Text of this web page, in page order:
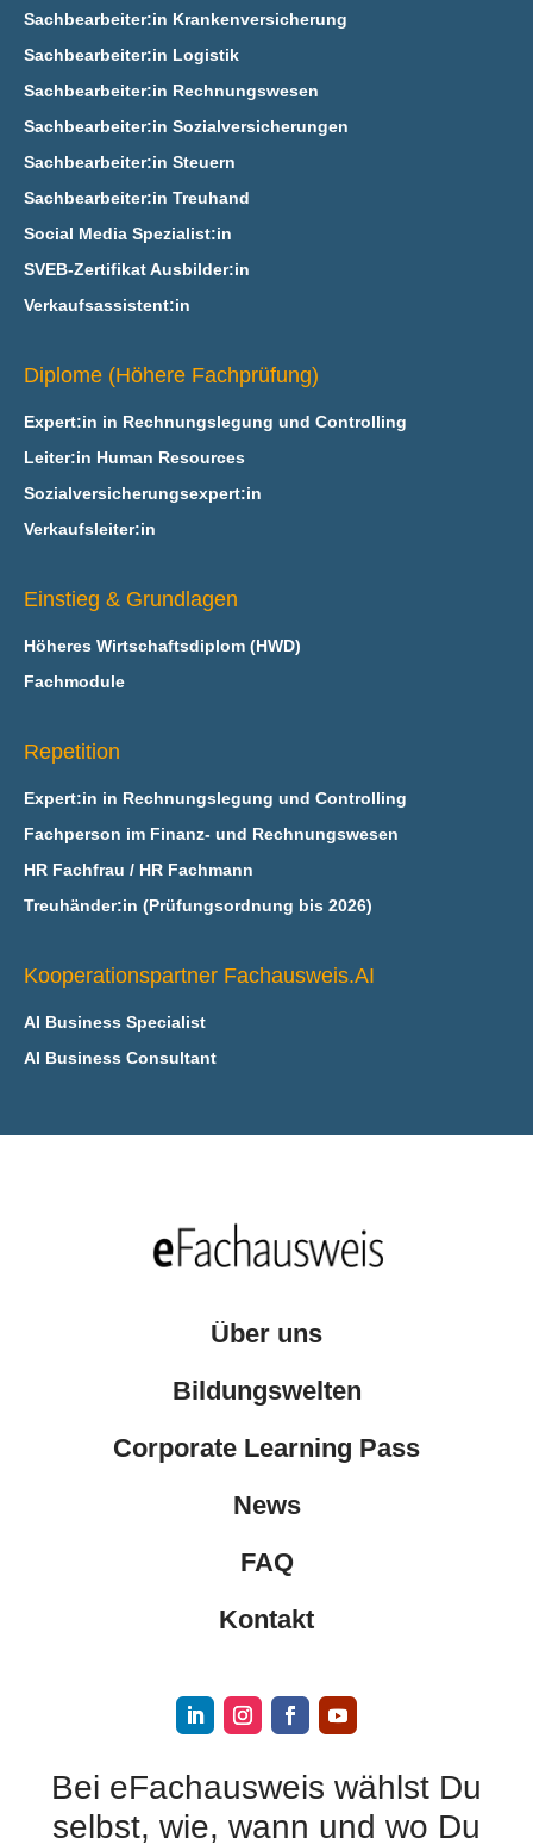
Sachbearbeiter:in Krankenversicherung
Sachbearbeiter:in Logistik
Sachbearbeiter:in Rechnungswesen
Sachbearbeiter:in Sozialversicherungen
Sachbearbeiter:in Steuern
Sachbearbeiter:in Treuhand
Social Media Spezialist:in
SVEB-Zertifikat Ausbilder:in
Verkaufsassistent:in
Diplome (Höhere Fachprüfung)
Expert:in in Rechnungslegung und Controlling
Leiter:in Human Resources
Sozialversicherungsexpert:in
Verkaufsleiter:in
Einstieg & Grundlagen
Höheres Wirtschaftsdiplom (HWD)
Fachmodule
Repetition
Expert:in in Rechnungslegung und Controlling
Fachperson im Finanz- und Rechnungswesen
HR Fachfrau / HR Fachmann
Treuhänder:in (Prüfungsordnung bis 2026)
Kooperationspartner Fachausweis.AI
AI Business Specialist
AI Business Consultant
Über uns
Bildungswelten
Corporate Learning Pass
News
FAQ
Kontakt
Bei eFachausweis wählst Du
selbst, wie, wann und wo Du